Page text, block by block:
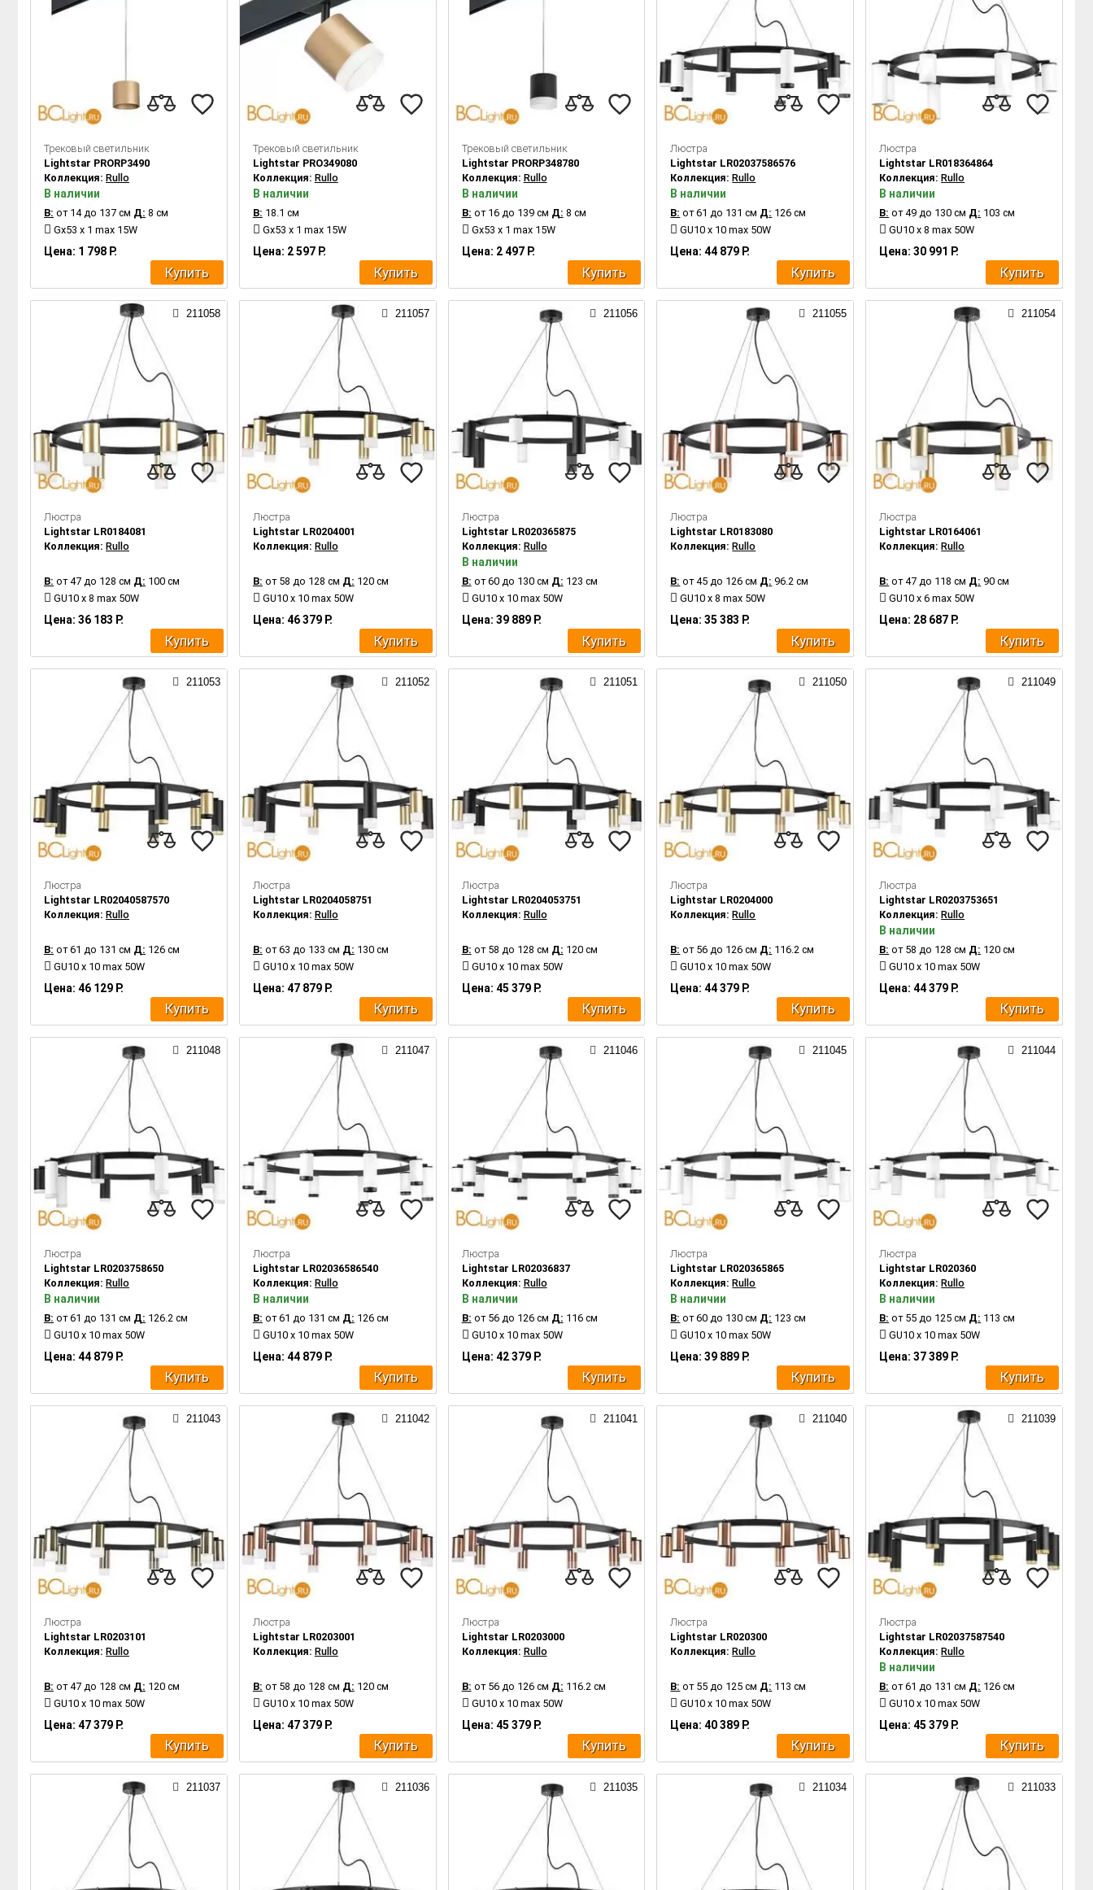
Трековый светильник
Lightstar PRORP3490
Коллекция: Rullo
В наличии
В: от 14 до 137 см Д: 8 см
Gx53 x 1 max 15W
Цена: 1 798 Р.
Купить
Трековый светильник
Lightstar PRO349080
Коллекция: Rullo
В наличии
В: 18.1 см
Gx53 x 1 max 15W
Цена: 2 597 Р.
Купить
Трековый светильник
Lightstar PRORP348780
Коллекция: Rullo
В наличии
В: от 16 до 139 см Д: 8 см
Gx53 x 1 max 15W
Цена: 2 497 Р.
Купить
Люстра
Lightstar LR02037586576
Коллекция:Rullo
В наличии
В: от 61 до 131 см Д: 126 см
GU10 x 10 max 50W
Цена: 44 879 Р.
Купить
Люстра
Lightstar LR018364864
Коллекция:Rullo
В наличии
В: от 49 до 130 см Д: 103 см
GU10 x 8 max 50W
Цена: 30 991 Р.
Купить
211058
Люстра
Lightstar LR0184081
Коллекция: Rullo
В: от 47 до 128 см Д: 100 см
GU10 x 8 max 50W
Цена: 36 183 Р.
Купить
211057
Люстра
Lightstar LR0204001
Коллекция: Rullo
В: от 58 до 128 см Д: 120 см
GU10 x 10 max 50W
Цена: 46 379 Р.
Купить
211056
Люстра
Lightstar LR020365875
Коллекция: Rullo
В наличии
В: от 60 до 130 см Д: 123 см
GU10 x 10 max 50W
Цена: 39 889 Р.
Купить
211055
Люстра
Lightstar LR0183080
Коллекция:Rullo
В: от 45 до 126 см Д: 96.2 см
GU10 x 8 max 50W
Цена: 35 383 Р.
Купить
211054
Люстра
Lightstar LR0164061
Коллекция:Rullo
В: от 47 до 118 см Д: 90 см
GU10 x 6 max 50W
Цена: 28 687 Р.
Купить
211053
Люстра
Lightstar LR02040587570
Коллекция: Rullo
В: от 61 до 131 см Д: 126 см
GU10 x 10 max 50W
Цена: 46 129 Р.
Купить
211052
Люстра
Lightstar LR0204058751
Коллекция: Rullo
В: от 63 до 133 см Д: 130 см
GU10 x 10 max 50W
Цена: 47 879 Р.
Купить
211051
Люстра
Lightstar LR0204053751
Коллекция: Rullo
В: от 58 до 128 см Д: 120 см
GU10 x 10 max 50W
Цена: 45 379 Р.
Купить
211050
Люстра
Lightstar LR0204000
Коллекция:Rullo
В: от 56 до 126 см Д: 116.2 см
GU10 x 10 max 50W
Цена: 44 379 Р.
Купить
211049
Люстра
Lightstar LR0203753651
Коллекция:Rullo
В наличии
В: от 58 до 128 см Д: 120 см
GU10 x 10 max 50W
Цена: 44 379 Р.
Купить
211048
Люстра
Lightstar LR0203758650
Коллекция: Rullo
В наличии
В: от 61 до 131 см Д: 126.2 см
GU10 x 10 max 50W
Цена: 44 879 Р.
Купить
211047
Люстра
Lightstar LR02036586540
Коллекция: Rullo
В наличии
В: от 61 до 131 см Д: 126 см
GU10 x 10 max 50W
Цена: 44 879 Р.
Купить
211046
Люстра
Lightstar LR02036837
Коллекция: Rullo
В наличии
В: от 56 до 126 см Д: 116 см
GU10 x 10 max 50W
Цена: 42 379 Р.
Купить
211045
Люстра
Lightstar LR020365865
Коллекция:Rullo
В наличии
В: от 60 до 130 см Д: 123 см
GU10 x 10 max 50W
Цена: 39 889 Р.
Купить
211044
Люстра
Lightstar LR020360
Коллекция:Rullo
В наличии
В: от 55 до 125 см Д: 113 см
GU10 x 10 max 50W
Цена: 37 389 Р.
Купить
211043
Люстра
Lightstar LR0203101
Коллекция: Rullo
В: от 47 до 128 см Д: 120 см
GU10 x 10 max 50W
Цена: 47 379 Р.
Купить
211042
Люстра
Lightstar LR0203001
Коллекция: Rullo
В: от 58 до 128 см Д: 120 см
GU10 x 10 max 50W
Цена: 47 379 Р.
Купить
211041
Люстра
Lightstar LR0203000
Коллекция: Rullo
В: от 56 до 126 см Д: 116.2 см
GU10 x 10 max 50W
Цена: 45 379 Р.
Купить
211040
Люстра
Lightstar LR020300
Коллекция:Rullo
В: от 55 до 125 см Д: 113 см
GU10 x 10 max 50W
Цена: 40 389 Р.
Купить
211039
Люстра
Lightstar LR02037587540
Коллекция:Rullo
В наличии
В: от 61 до 131 см Д: 126 см
GU10 x 10 max 50W
Цена: 45 379 Р.
Купить
211037 211036 211035 211034 211033